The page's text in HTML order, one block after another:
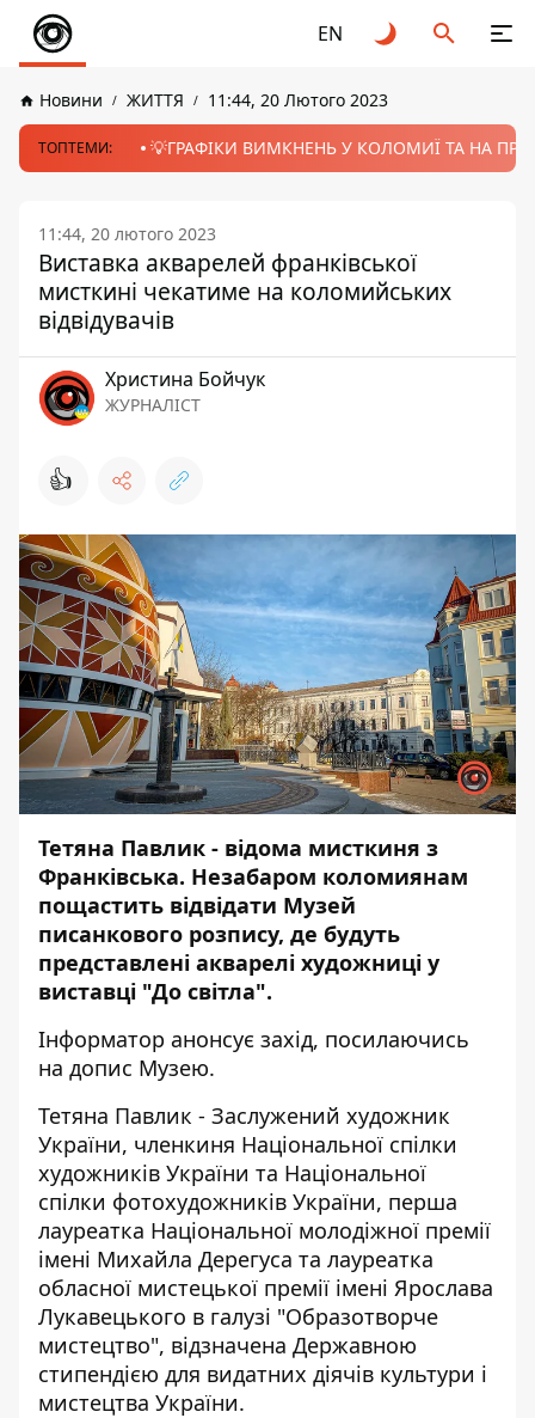
EN
Новини ЖИТТЯ 11:44, 20 Лютого 2023
ТОПТЕМИ: 💡ГРАФІКИ ВИМКНЕНЬ У КОЛОМИЇ ТА НА
11:44, 20 лютого 2023
Виставка акварелей франківської
мисткині чекатиме на коломийських
відвідувачів
Христина Бойчук
ЖУРНАЛІСТ
👍
Тетяна Павлик - відома мисткиня з
Франківська. Незабаром коломиянам
пощастить відвідати Музей
писанкового розпису, де будуть
представлені акварелі художниці у
виставці "До світла".
Інформатор анонсує захід, посилаючись
на допис Музею.
Тетяна Павлик - Заслужений художник
України, членкиня Національної спілки
художників України та Національної
спілки фотохудожників України, перша
лауреатка Національної молодіжної премії
імені Михайла Дерегуса та лауреатка
обласної мистецької премії імені Ярослава
Лукавецького в галузі "Образотворче
мистецтво", відзначена Державною
стипендією для видатних діячів культури і
мистецтва України.